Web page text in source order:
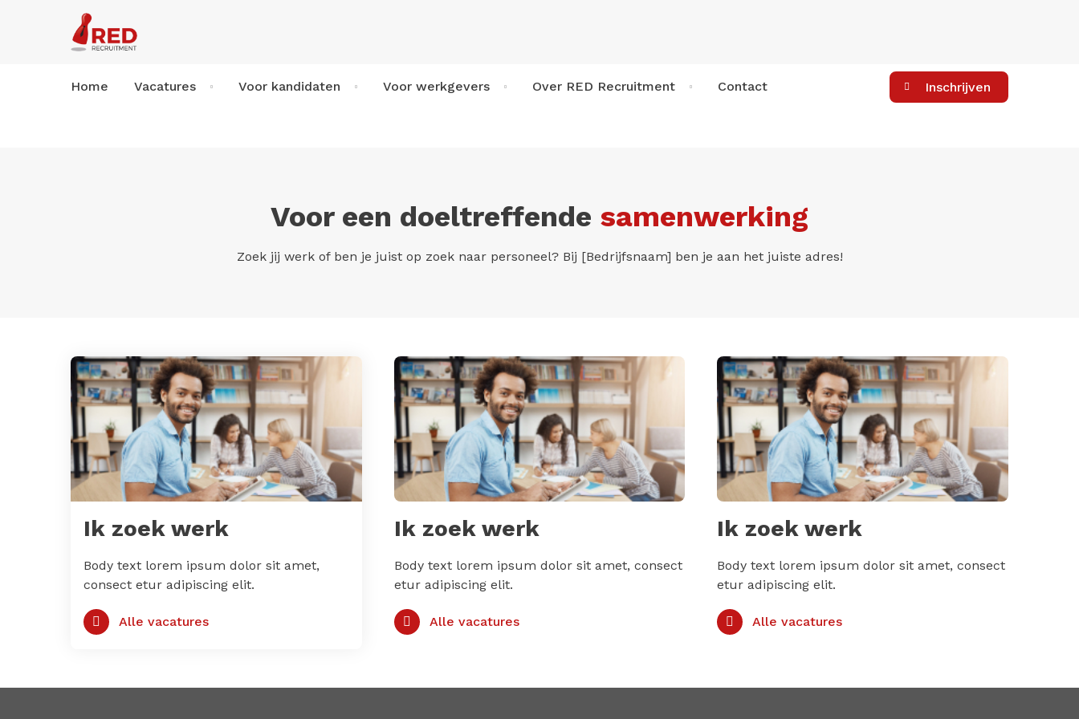
Home Vacatures Voor kandidaten Voor werkgevers Over RED Recruitment Contact Inschrijven
Voor een doeltreffende samenwerking
Zoek jij werk of ben je juist op zoek naar personeel? Bij [Bedrijfsnaam] ben je aan het juiste adres!
Ik zoek werk
Body text lorem ipsum dolor sit amet,
consect etur adipiscing elit.
Alle vacatures
Ik zoek werk
Body text lorem ipsum dolor sit amet, consect
etur adipiscing elit.
Alle vacatures
Ik zoek werk
Body text lorem ipsum dolor sit amet, consect
etur adipiscing elit.
Alle vacatures